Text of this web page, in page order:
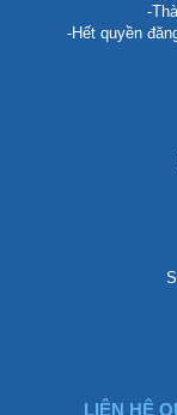
-
-Hết quyền
LIÊN HỆ